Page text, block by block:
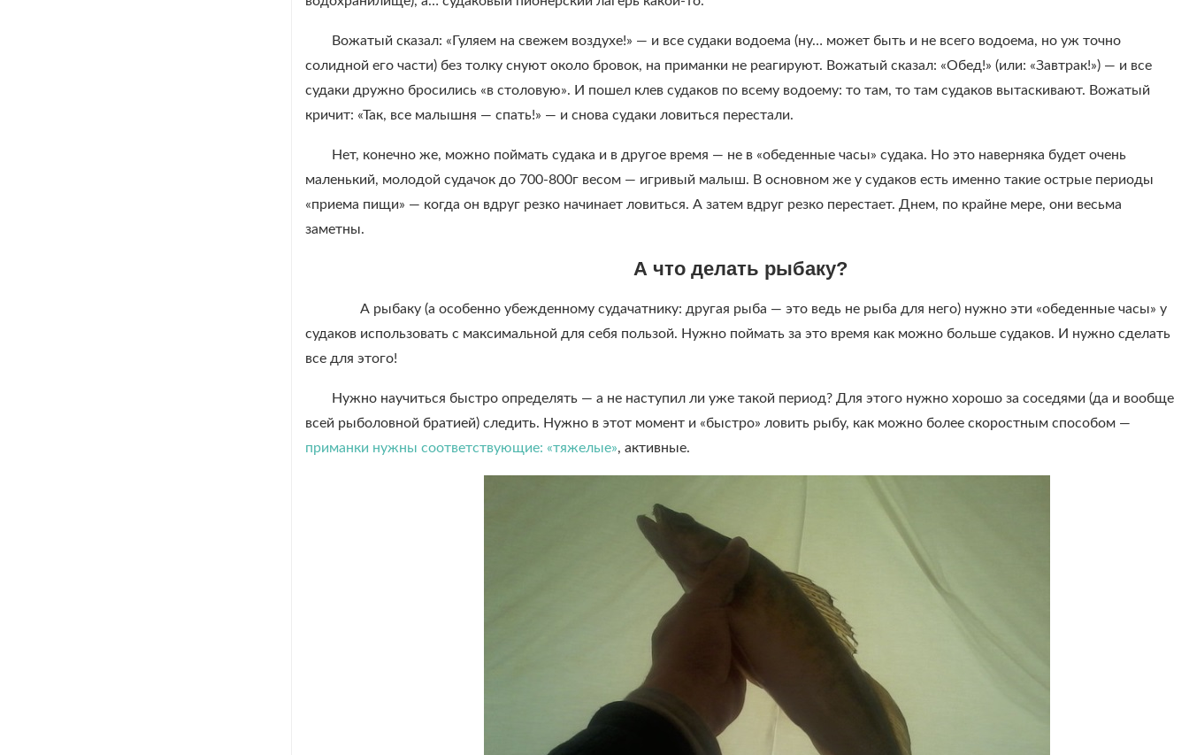
Вожатый сказал: «Гуляем на свежем воздухе!» — и все судаки водоема (ну… может быть и не всего водоема, но уж точно
солидной его части) без толку снуют около бровок, на приманки не реагируют. Вожатый сказал: «Обед!» (или: «Завтрак!») — и все
судаки дружно бросились «в столовую». И пошел клев судаков по всему водоему: то там, то там судаков вытаскивают. Вожатый
кричит: «Так, все малышня — спать!» — и снова судаки ловиться перестали.
Нет, конечно же, можно поймать судака и в другое время — не в «обеденные часы» судака. Но это наверняка будет очень
маленький, молодой судачок до 700-800г весом — игривый малыш. В основном же у судаков есть именно такие острые периоды
«приема пищи» — когда он вдруг резко начинает ловиться. А затем вдруг резко перестает. Днем, по крайне мере, они весьма
заметны.
А что делать рыбаку?
А рыбаку (а особенно убежденному судачатнику: другая рыба — это ведь не рыба для него) нужно эти «обеденные часы» у
судаков использовать с максимальной для себя пользой. Нужно поймать за это время как можно больше судаков. И нужно сделать
все для этого!
Нужно научиться быстро определять — а не наступил ли уже такой период? Для этого нужно хорошо за соседями (да и вообще
всей рыболовной братией) следить. Нужно в этот момент и «быстро» ловить рыбу, как можно более скоростным способом —
приманки нужны соответствующие: «тяжелые», активные.